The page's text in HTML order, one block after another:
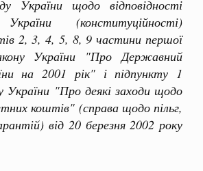
України щодо відповідності
(конституційності)
2, 3, 4, 5, 8, 9 частини першої
України "Про Державний
на 2001 рік" і підпункту 1
України "Про деякі заходи щодо
коштів" (справа щодо пільг,
від 20 березня 2002 року